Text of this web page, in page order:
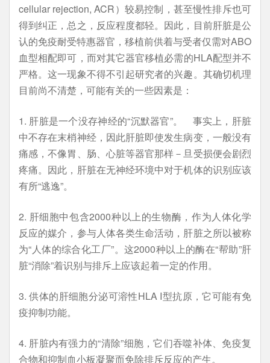
cellular rejection, ACR）较易控制，甚至慢性排斥也可
得到纠正，总之，反应程度都轻。因此，目前肝脏是公
认的免疫耐受特惠器官，移植前供着与受者仅需对ABO
血型相配即可，而对其它器官移植必需的HLA配型并不
严格。这一现象不得不引起研究者的兴趣。其确切机理
目前尚不清楚，可能有关的一些因素是：
1. 肝脏是一个没存神经的“沉默器官”。 事实上，肝脏
中不存在末梢神经，因此肝脏即使发生病变，一般没有
痛感，不像胃、肠、心脏等器官那样－旦受损便会剧烈
疼痛。因此，肝脏在无神经环境中对于机体的识别应该
有所“逃逸”。
2. 肝细胞中包含2000种以上的生物酶，作为人体化学
反应的媒介，参与人体各类生命活动，肝脏之所以被称
为“人体的综合化工厂”。这2000种以上的酶在“帮助”肝
脏“消除”着识别与排斥上应该起着一定的作用。
3. 供体的肝细胞分泌可溶性HLA I型抗原，它可能有免
疫抑制功能。
4. 肝脏内有强力的“清除”细胞，它们吞噬补体、免疫复
合物和抑制血小板凝聚而免除排斥反应的产生。